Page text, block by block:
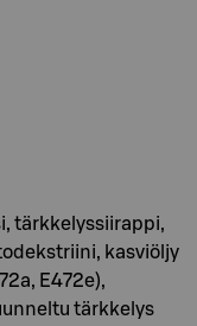
tärkkelyssiirappi,
kasviöljy
E472e),
tärkkelys